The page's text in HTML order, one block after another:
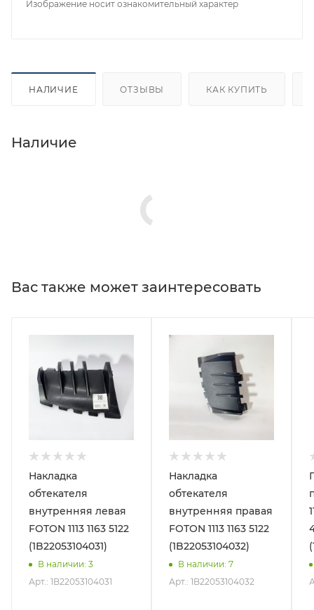
Изображение носит ознакомительный характер
НАЛИЧИЕ ОТЗЫВЫ КАК КУПИТЬ
Наличие
Вас также может заинтересовать
Накладка
обтекателя
внутренняя левая
FOTON 1113 1163 5122
(1B22053104031)
В наличии: 3
Арт.: 1B22053104031
Накладка
обтекателя
внутренняя правая
FOTON 1113 1163 5122
(1B22053104032)
В наличии: 7
Арт.: 1B22053104032